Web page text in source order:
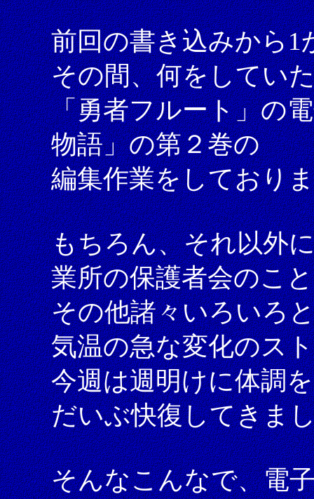
前回の書き込みから1
その間、何をしてい
「勇者フルート」の
物語」の第２巻の
編集作業をしており
もちろん、それ以外
業所の保護者会のこと
その他諸々いろいろ
気温の急な変化のス
今週は週明けに体調
だいぶ快復してきま
そんなこんなで、電